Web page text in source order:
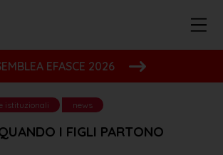
EFASCE 2026
istituzionali news
I FIGLI PARTONO